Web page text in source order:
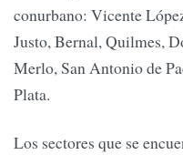
conurbano: Vicente
Justo, Bernal, Quilmes,
Merlo, San Antonio de
Plata.
Los sectores que se